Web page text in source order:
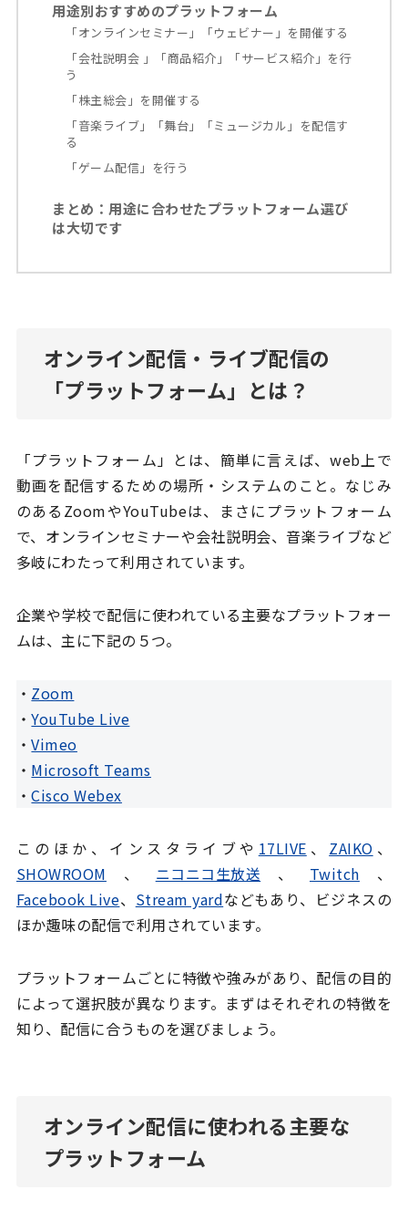
用途別おすすめのプラットフォーム
「オンラインセミナー」「ウェビナー」を開催する
「会社説明会 」「商品紹介」「サービス紹介」を行
う
「株主総会」を開催する
「音楽ライブ」「舞台」「ミュージカル」を配信す
る
「ゲーム配信」を行う
まとめ：用途に合わせたプラットフォーム選び
は大切です
オンライン配信・ライブ配信の
「プラットフォーム」とは？
「プラットフォーム」とは、簡単に言えば、web上で
動画を配信するための場所・システムのこと。なじみ
のあるZoomやYouTubeは、まさにプラットフォーム
で、オンラインセミナーや会社説明会、音楽ライブなど
多岐にわたって利用されています。
企業や学校で配信に使われている主要なプラットフォー
ムは、主に下記の５つ。
・ Zoom
・YouTube Live
・Vimeo
・ Microsoft Teams
・Cisco Webex
このほか、インスタライブや 17LIVE 、 ZAIKO 、
SHOWROOM 、 ニコニコ生放送 、 Twitch 、
Facebook Live、 Stream yardなどもあり、ビジネスの
ほか趣味の配信で利用されています。
プラットフォームごとに特徴や強みがあり、配信の目的
によって選択肢が異なります。まずはそれぞれの特徴を
知り、配信に合うものを選びましょう。
オンライン配信に使われる主要な
プラットフォーム